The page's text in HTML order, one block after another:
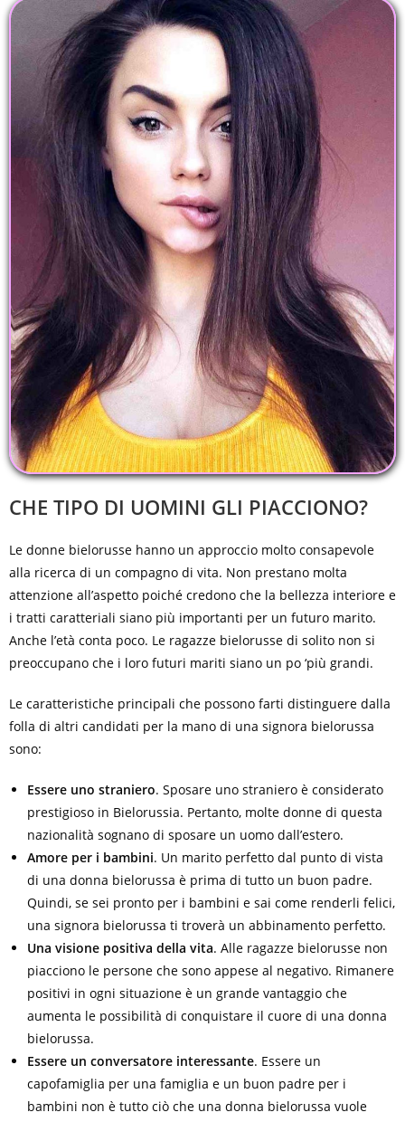
CHE TIPO DI UOMINI GLI PIACCIONO?
Le donne bielorusse hanno un approccio molto consapevole
alla ricerca di un compagno di vita. Non prestano molta
attenzione all’aspetto poiché credono che la bellezza interiore e
i tratti caratteriali siano più importanti per un futuro marito.
Anche l’età conta poco. Le ragazze bielorusse di solito non si
preoccupano che i loro futuri mariti siano un po ‘più grandi.
Le caratteristiche principali che possono farti distinguere dalla
folla di altri candidati per la mano di una signora bielorussa
sono:
Essere uno straniero. Sposare uno straniero è considerato
prestigioso in Bielorussia. Pertanto, molte donne di questa
nazionalità sognano di sposare un uomo dall’estero.
Amore per i bambini. Un marito perfetto dal punto di vista
di una donna bielorussa è prima di tutto un buon padre.
Quindi, se sei pronto per i bambini e sai come renderli felici,
una signora bielorussa ti troverà un abbinamento perfetto.
Una visione positiva della vita. Alle ragazze bielorusse non
piacciono le persone che sono appese al negativo. Rimanere
positivi in ogni situazione è un grande vantaggio che
aumenta le possibilità di conquistare il cuore di una donna
bielorussa.
Essere un conversatore interessante. Essere un
capofamiglia per una famiglia e un buon padre per i
bambini non è tutto ciò che una donna bielorussa vuole